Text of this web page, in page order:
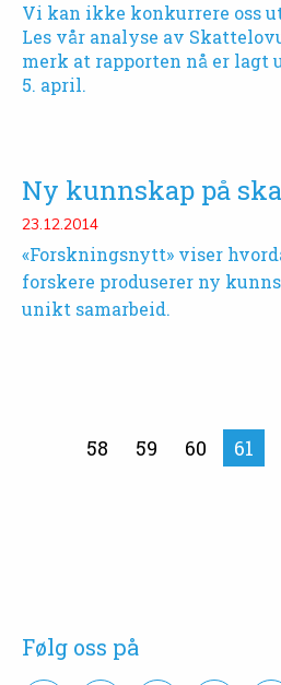
Vi kan ikke konkurrere oss
Les vår analyse av
merk at rapporten nå er lagt
5. april.
Ny kunnskap på
23.12.2014
«Forskningsnytt» viser
forskere produserer ny
unikt samarbeid.
58 59 60 Side
61
Følg oss på